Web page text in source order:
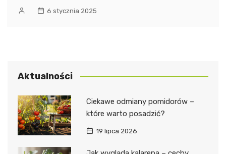
6 stycznia 2025
Aktualności
Ciekawe odmiany pomidorów –
które warto posadzić?
19 lipca 2026